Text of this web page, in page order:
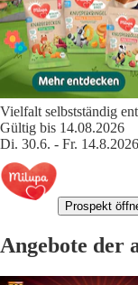
Vielfalt selbstständig
Gültig bis 14.08.2026
Di. 30.6. - Fr. 14.8.2026
Prospekt
Angebote der